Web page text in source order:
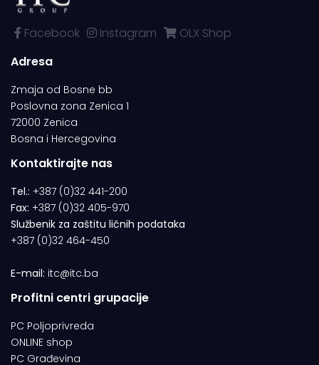
Facebook Instagram
OLX Shop
Adresa
Zmaja od Bosne bb
Poslovna zona Zenica 1
72000 Zenica
Bosna i Hercegovina
Kontaktirajte nas
Tel.: +387 (0)32 441-200
Fax: +387 (0)32 405-970
Službenik za zaštitu ličnih podataka
+387 (0)32 464-450
E-mail: itc@itc.ba
Profitni centri grupacije
PC Poljoprivreda
ONLINE shop
PC Građevina